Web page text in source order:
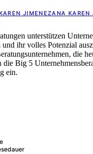
ANA KAREN
unterstützen
und ihr volles Potenzial
die
die Big 5
ein.